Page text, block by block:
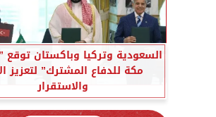
السعودية وتركيا وباكستان توقع
مكة للدفاع المشترك” لتعزيز
والاستقرار